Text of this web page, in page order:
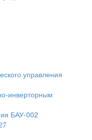
управления
инверторным
БАУ-002